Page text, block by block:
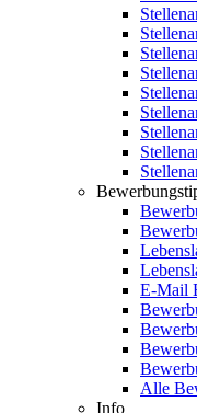
E-Mail
Alle
Info